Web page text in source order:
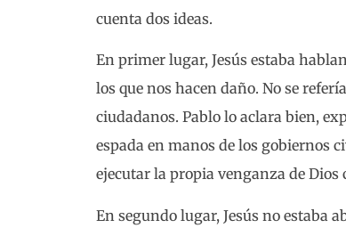
cuenta dos ideas.
En primer lugar, Jesús estaba
los que nos hacen daño. No se
ciudadanos. Pablo lo aclara bien,
espada en manos de los gobiernos
ejecutar la propia venganza de
En segundo lugar, Jesús no estaba